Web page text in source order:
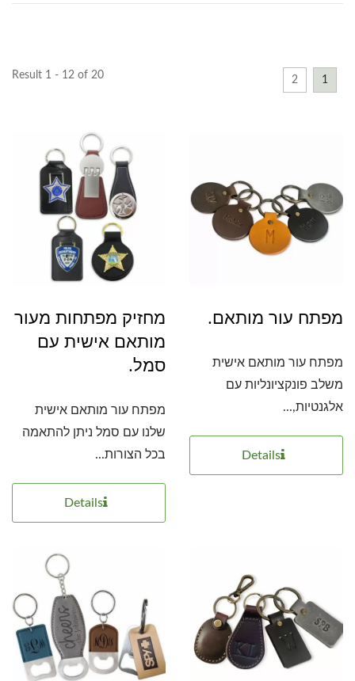
Result 1 - 12 of 20 1
2
מפתח עור מותאם.
מפתח עור מותאם אישית
משלב פונקציונליות עם
אלגנטיות,...
Details
מחזיק מפתחות מעור
מותאם אישית עם
סמל.
מפתח עור מותאם אישית
שלנו עם סמל ניתן להתאמה
בכל הצורות...
Details